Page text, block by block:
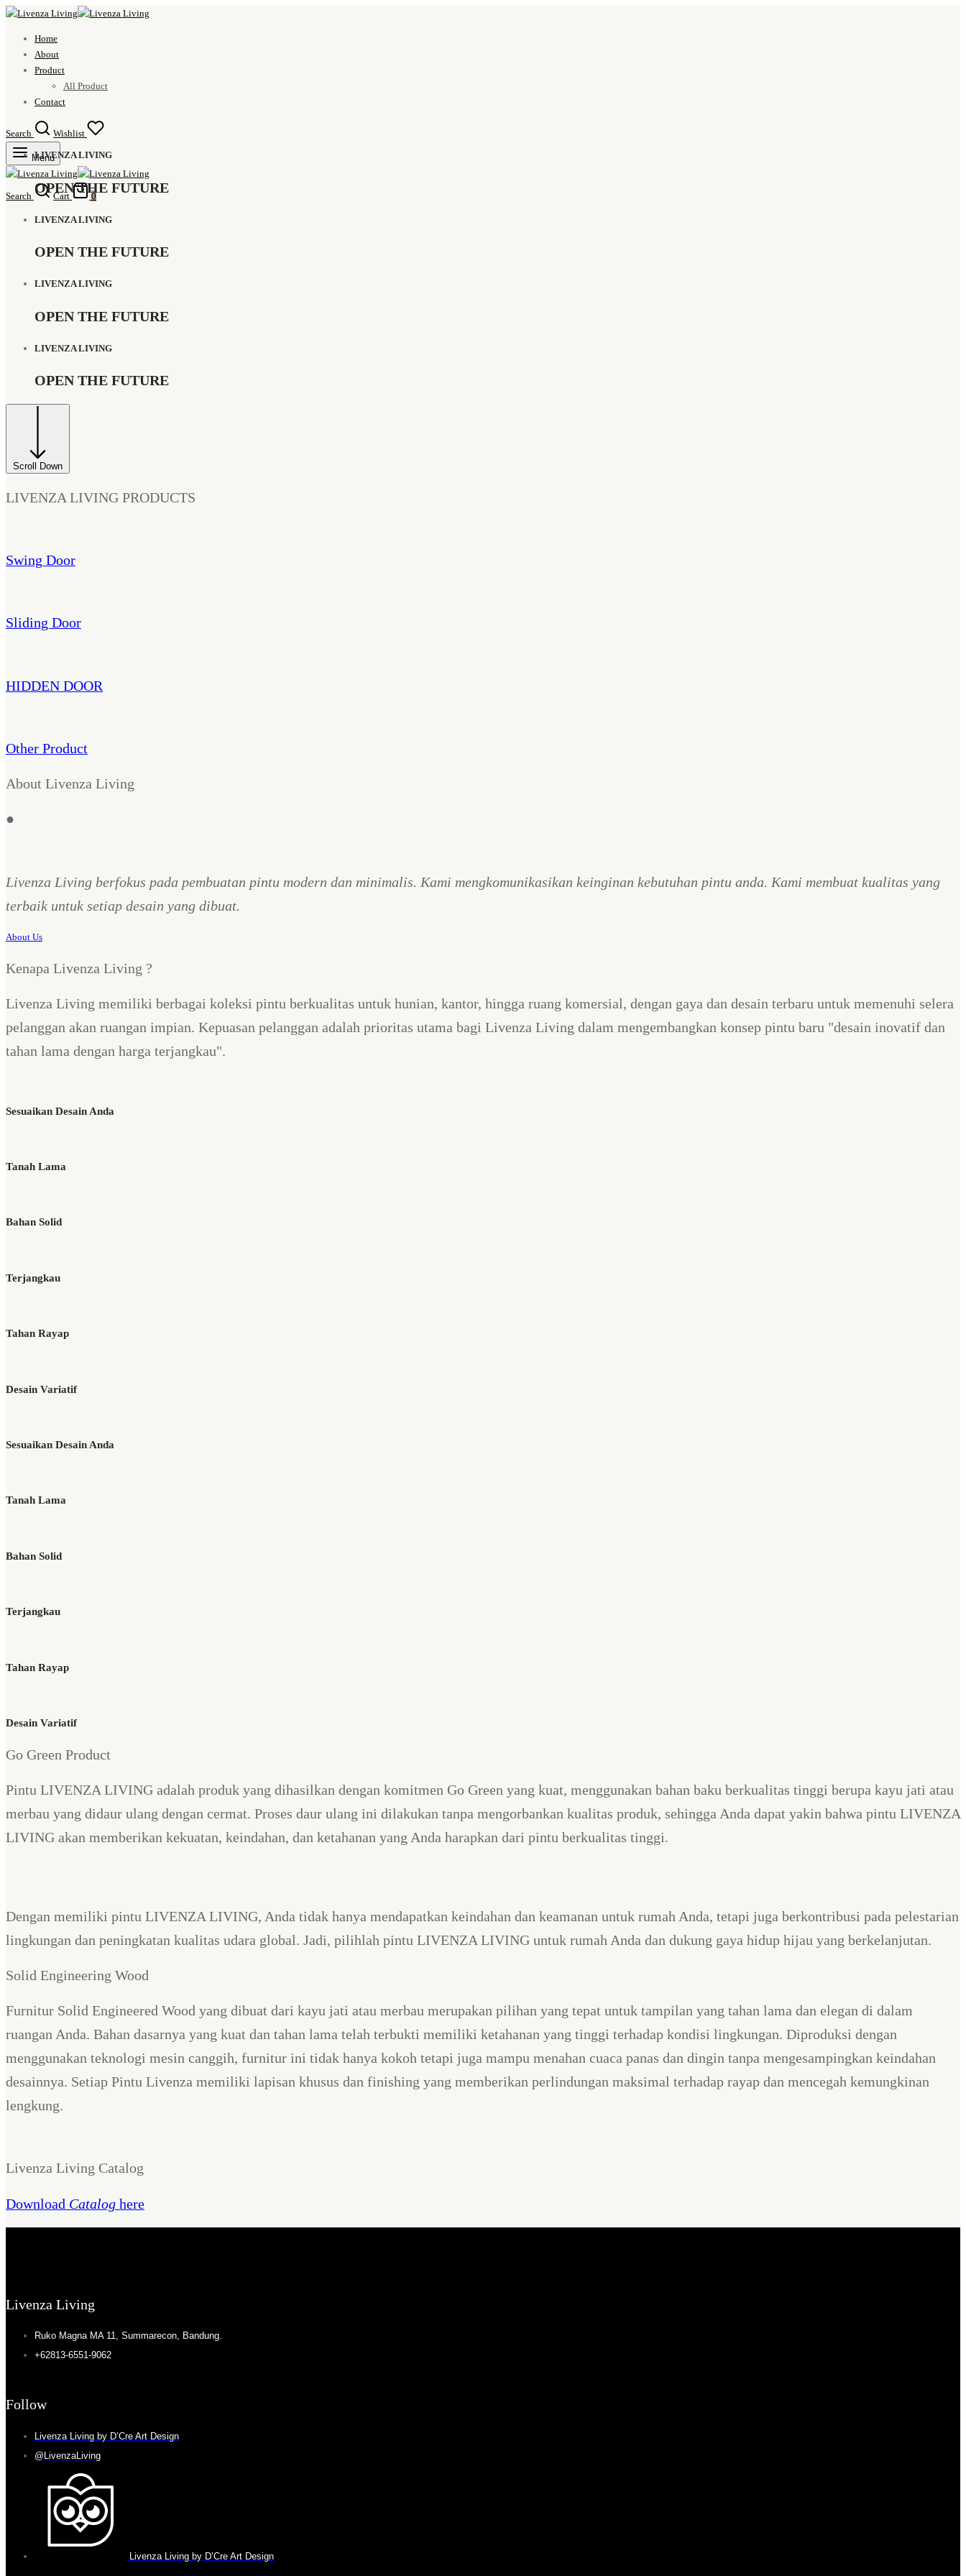
Home
About
Product
All Product
Contact
Search Wishlist
Menu
Search Cart 0
LIVENZA LIVING
OPEN THE FUTURE
LIVENZA LIVING
OPEN THE FUTURE
LIVENZA LIVING
OPEN THE FUTURE
LIVENZA LIVING
OPEN THE FUTURE
Scroll Down
LIVENZA LIVING PRODUCTS
Swing Door
Sliding Door
HIDDEN DOOR
Other Product
About Livenza Living
●
Livenza Living berfokus pada pembuatan pintu modern dan minimalis. Kami mengkomunikasikan keinginan kebutuhan pintu anda. Kami membuat kualitas yang
terbaik untuk setiap desain yang dibuat.
About Us
Kenapa Livenza Living ?
Livenza Living memiliki berbagai koleksi pintu berkualitas untuk hunian, kantor, hingga ruang komersial, dengan gaya dan desain terbaru untuk memenuhi selera
pelanggan akan ruangan impian. Kepuasan pelanggan adalah prioritas utama bagi Livenza Living dalam mengembangkan konsep pintu baru "desain inovatif dan
tahan lama dengan harga terjangkau".
Sesuaikan Desain Anda
Tanah Lama
Bahan Solid
Terjangkau
Tahan Rayap
Desain Variatif
Sesuaikan Desain Anda
Tanah Lama
Bahan Solid
Terjangkau
Tahan Rayap
Desain Variatif
Go Green Product
Pintu LIVENZA LIVING adalah produk yang dihasilkan dengan komitmen Go Green yang kuat, menggunakan bahan baku berkualitas tinggi berupa kayu jati atau
merbau yang didaur ulang dengan cermat. Proses daur ulang ini dilakukan tanpa mengorbankan kualitas produk, sehingga Anda dapat yakin bahwa pintu LIVENZA
LIVING akan memberikan kekuatan, keindahan, dan ketahanan yang Anda harapkan dari pintu berkualitas tinggi.
Dengan memiliki pintu LIVENZA LIVING, Anda tidak hanya mendapatkan keindahan dan keamanan untuk rumah Anda, tetapi juga berkontribusi pada pelestarian
lingkungan dan peningkatan kualitas udara global. Jadi, pilihlah pintu LIVENZA LIVING untuk rumah Anda dan dukung gaya hidup hijau yang berkelanjutan.
Solid Engineering Wood
Furnitur Solid Engineered Wood yang dibuat dari kayu jati atau merbau merupakan pilihan yang tepat untuk tampilan yang tahan lama dan elegan di dalam
ruangan Anda. Bahan dasarnya yang kuat dan tahan lama telah terbukti memiliki ketahanan yang tinggi terhadap kondisi lingkungan. Diproduksi dengan
menggunakan teknologi mesin canggih, furnitur ini tidak hanya kokoh tetapi juga mampu menahan cuaca panas dan dingin tanpa mengesampingkan keindahan
desainnya. Setiap Pintu Livenza memiliki lapisan khusus dan finishing yang memberikan perlindungan maksimal terhadap rayap dan mencegah kemungkinan
lengkung.
Livenza Living Catalog
Download Catalog here
Livenza Living
Ruko Magna MA 11, Summarecon, Bandung.
+62813-6551-9062
Follow
Livenza Living by D’Cre Art Design
@LivenzaLiving
Livenza Living by D’Cre Art Design